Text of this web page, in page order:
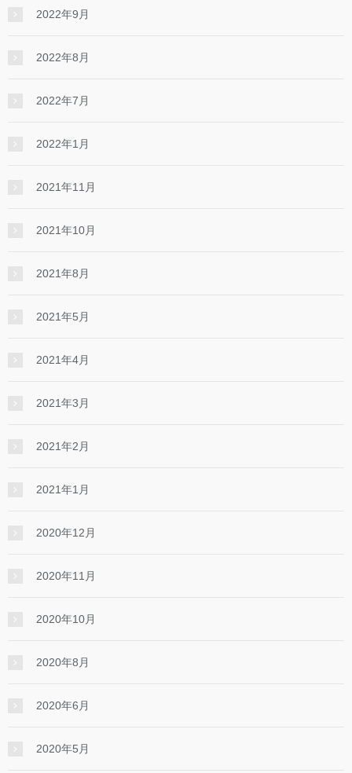
2022年9月
2022年8月
2022年7月
2022年1月
2021年11月
2021年10月
2021年8月
2021年5月
2021年4月
2021年3月
2021年2月
2021年1月
2020年12月
2020年11月
2020年10月
2020年8月
2020年6月
2020年5月